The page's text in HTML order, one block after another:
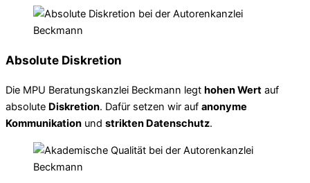
Absolute Diskretion
Die MPU Beratungskanzlei Beckmann legt hohen Wert auf
absolute Diskretion. Dafür setzen wir auf anonyme
Kommunikation und strikten Datenschutz.